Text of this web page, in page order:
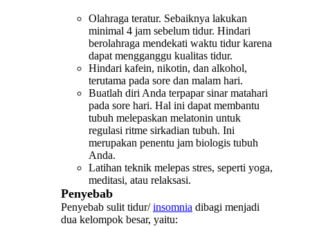
Olahraga teratur. Sebaiknya lakukan
minimal 4 jam sebelum tidur. Hindari
berolahraga mendekati waktu tidur karena
dapat mengganggu kualitas tidur.
Hindari kafein, nikotin, dan alkohol,
terutama pada sore dan malam hari.
Buatlah diri Anda terpapar sinar matahari
pada sore hari. Hal ini dapat membantu
tubuh melepaskan melatonin untuk
regulasi ritme sirkadian tubuh. Ini
merupakan penentu jam biologis tubuh
Anda.
Latihan teknik melepas stres, seperti yoga,
meditasi, atau relaksasi.
Penyebab
Penyebab sulit tidur/insomnia dibagi menjadi
dua kelompok besar, yaitu: